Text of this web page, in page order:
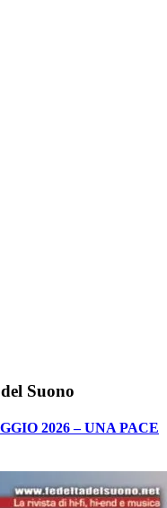
Suono
2026 – UNA PACE